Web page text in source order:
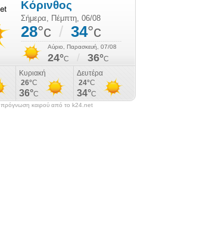
πρόγνωση καιρού από το k24.net